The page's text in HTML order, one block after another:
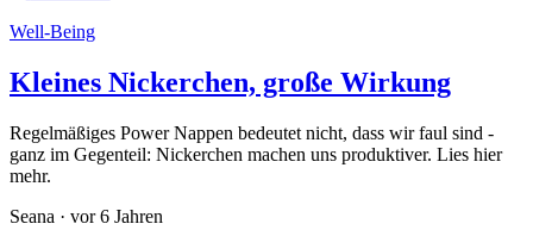
Well-Being
Kleines Nickerchen, große Wirkung
Regelmäßiges Power Nappen bedeutet nicht, dass wir faul sind -
ganz im Gegenteil: Nickerchen machen uns produktiver. Lies hier
mehr.
Seana · vor 6 Jahren